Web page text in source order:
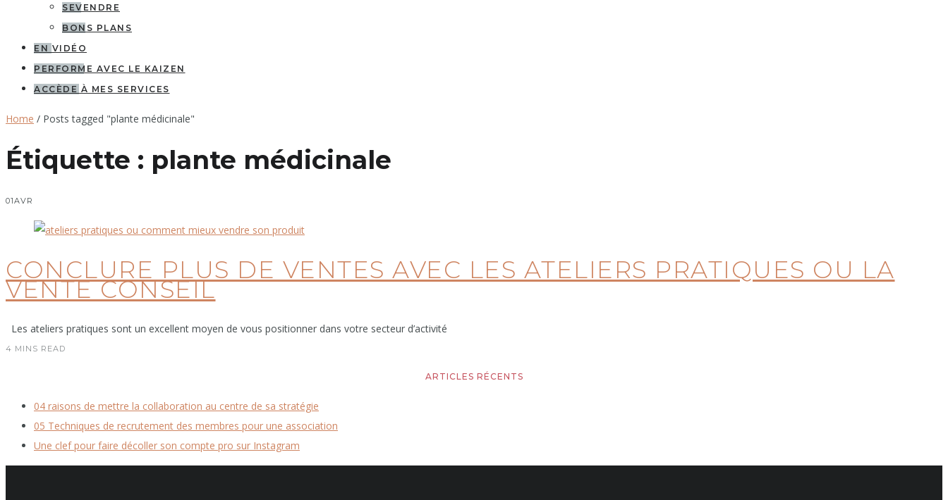
SEVENDRE
BONS PLANS
EN VIDÉO
PERFORME AVEC LE KAIZEN
ACCÈDE À MES SERVICES
Home / Posts tagged "plante médicinale"
Étiquette : plante médicinale
01AVR
CONCLURE PLUS DE VENTES AVEC LES ATELIERS PRATIQUES OU LA
VENTE CONSEIL
Les ateliers pratiques sont un excellent moyen de vous positionner dans votre secteur d’activité
4 MINS READ
ARTICLES RÉCENTS
04 raisons de mettre la collaboration au centre de sa stratégie
05 Techniques de recrutement des membres pour une association
Une clef pour faire décoller son compte pro sur Instagram